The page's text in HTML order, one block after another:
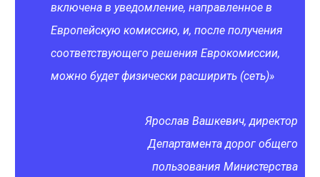
включена в уведомление, направленное в
Европейскую комиссию, и, после получения
соответствующего решения Еврокомиссии,
можно будет физически расширить (сеть)»
Ярослав Вашкевич, директор
Департамента дорог общего
пользования Министерства